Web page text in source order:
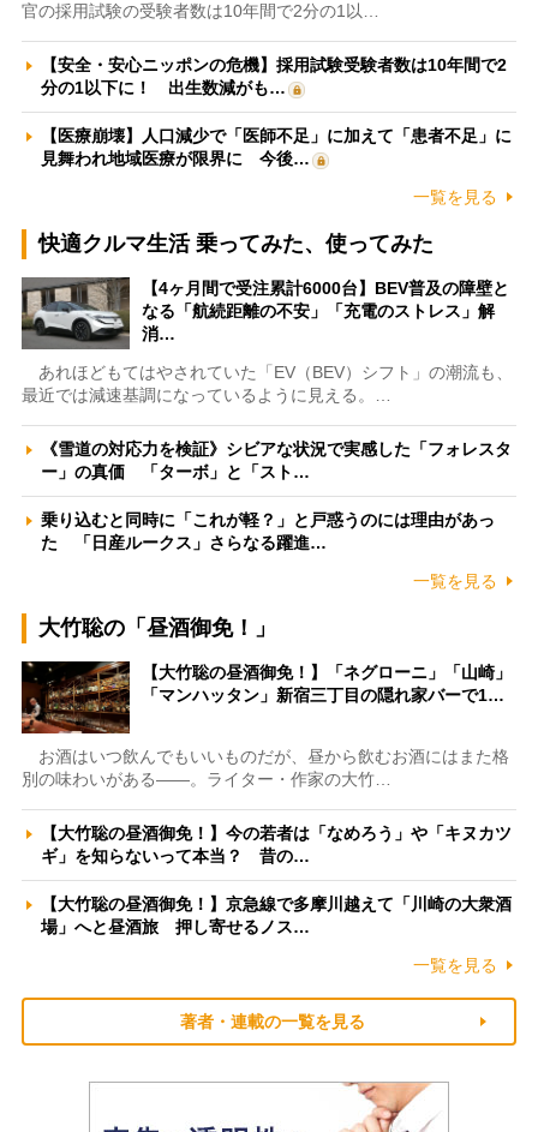
官の採用試験の受験者数は10年間で2分の1以…
【安全・安心ニッポンの危機】採用試験受験者数は10年間で2
分の1以下に！ 出生数減がも…
【医療崩壊】人口減少で「医師不足」に加えて「患者不足」に
見舞われ地域医療が限界に 今後…
一覧を見る
快適クルマ生活 乗ってみた、使ってみた
【4ヶ月間で受注累計6000台】BEV普及の障壁と
なる「航続距離の不安」「充電のストレス」解
消…
あれほどもてはやされていた「EV（BEV）シフト」の潮流も、
最近では減速基調になっているように見える。…
《雪道の対応力を検証》シビアな状況で実感した「フォレスタ
ー」の真価 「ターボ」と「スト…
乗り込むと同時に「これが軽？」と戸惑うのには理由があっ
た 「日産ルークス」さらなる躍進…
一覧を見る
大竹聡の「昼酒御免！」
【大竹聡の昼酒御免！】「ネグローニ」「山崎」
「マンハッタン」新宿三丁目の隠れ家バーで1…
お酒はいつ飲んでもいいものだが、昼から飲むお酒にはまた格
別の味わいがある――。ライター・作家の大竹…
【大竹聡の昼酒御免！】今の若者は「なめろう」や「キヌカツ
ギ」を知らないって本当？ 昔の…
【大竹聡の昼酒御免！】京急線で多摩川越えて「川崎の大衆酒
場」へと昼酒旅 押し寄せるノス…
一覧を見る
著者・連載の一覧を見る